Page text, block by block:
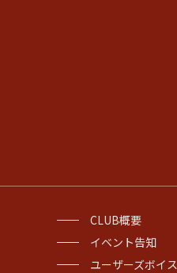
CLUB概要
イベント告知
ユーザーズボイス